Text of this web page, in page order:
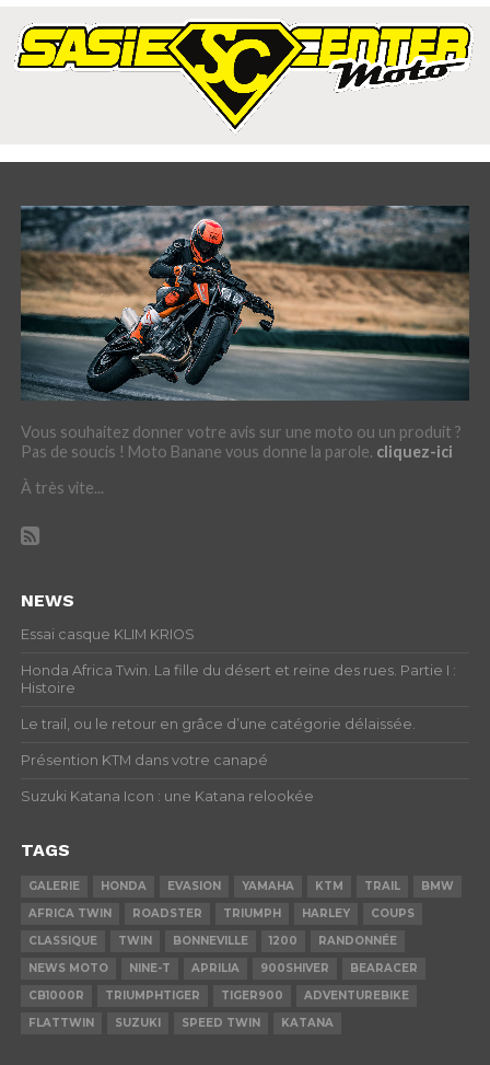
Vous souhaitez donner votre avis sur une moto ou un produit ?
Pas de soucis ! Moto Banane vous donne la parole. cliquez-ici
À très vite...
NEWS
Essai casque KLIM KRIOS
Honda Africa Twin. La fille du désert et reine des rues. Partie I :
Histoire
Le trail, ou le retour en grâce d’une catégorie délaissée.
Présention KTM dans votre canapé
Suzuki Katana Icon : une Katana relookée
TAGS
GALERIE HONDA EVASION YAMAHA KTM TRAIL
BMW
AFRICA TWIN
ROADSTER TRIUMPH HARLEY
COUPS
CLASSIQUE
TWIN BONNEVILLE 1200
RANDONNÉE
NEWS MOTO
NINE-T APRILIA 900SHIVER
BEARACER
CB1000R
TRIUMPHTIGER TIGER900
ADVENTUREBIKE
FLATTWIN
SUZUKI SPEED TWIN KATANA